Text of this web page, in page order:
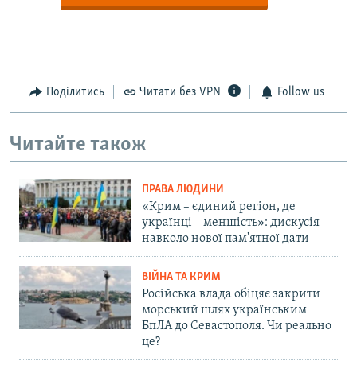
Поділитись Читати без VPN Follow us
Читайте також
ПРАВА ЛЮДИНИ
«Крим – єдиний регіон, де
українці – меншість»: дискусія
навколо нової пам'ятної дати
ВІЙНА ТА КРИМ
Російська влада обіцяє закрити
морський шлях українським
БпЛА до Севастополя. Чи реально
це?